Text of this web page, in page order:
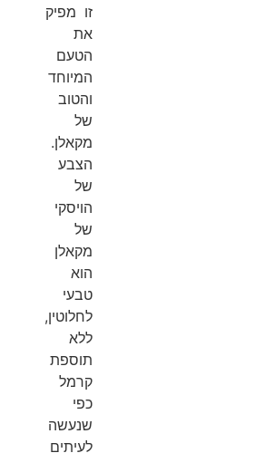
זו מפיק
את
הטעם
המיוחד
והטוב
של
מקאלן.
הצבע
של
הויסקי
של
מקאלן
הוא
טבעי
לחלוטין,
ללא
תוספת
קרמל
כפי
שנעשה
לעיתים